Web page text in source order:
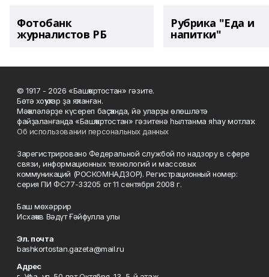
Фотобанк
журналистов РБ
Рубрика "Еда и
напитки"
© 1917 - 2026 «Башҡортостан» гәзите.
Бөтә хоҡуҡтар ҙа яҡланған.
Мәҡәләләрҙе күсереп баҫҡанда, йә уларҙы өлөшләтә
файҙаланғанда «Башҡортостан» гәзитенә һылтанма яһау мотлаҡ.
Об использовании персональных данных
Зарегистрировано Федеральной службой по надзору в сфере
связи, информационных технологий и массовых
коммуникаций (РОСКОМНАДЗОР). Регистрационный номер:
серия ПИ ФС77-33205 от 11 сентября 2008 г.
Баш мөхәррир
Исхаҡов Вәдүт Ғәйфулла улы
Эл. почта
bashkortostan.gazeta@mail.ru
Адрес